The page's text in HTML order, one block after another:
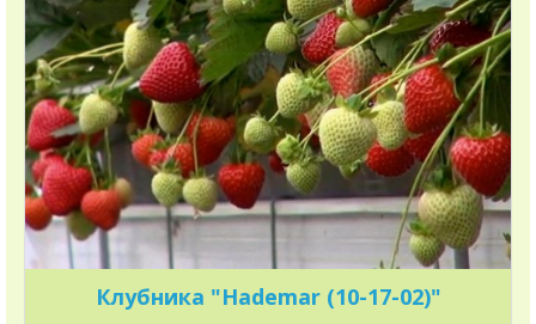
Клубника "Hademar (10-17-02)"